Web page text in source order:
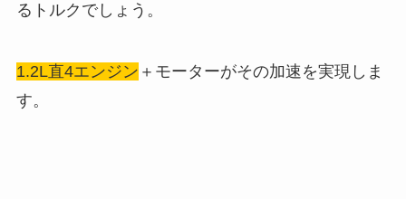
るトルクでしょう。
1.2L直4エンジン ＋モーターがその加速を実現しま
す。